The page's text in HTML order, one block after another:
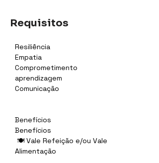
Requisitos
Resiliência
Empatia
Comprometimento
aprendizagem
Comunicação
Benefícios
Benefícios
Alimentação